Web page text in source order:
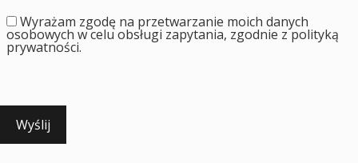
Wyrażam zgodę na przetwarzanie moich danych
osobowych w celu obsługi zapytania, zgodnie z polityką
prywatności.
this
empty.